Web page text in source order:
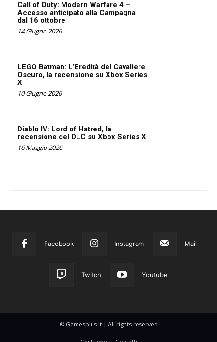
Call of Duty: Modern Warfare 4 –
Accesso anticipato alla Campagna
dal 16 ottobre
14 Giugno 2026
LEGO Batman: L’Eredità del Cavaliere
Oscuro, la recensione su Xbox Series
X
10 Giugno 2026
Diablo IV: Lord of Hatred, la
recensione del DLC su Xbox Series X
16 Maggio 2026
Facebook Instagram Mail
Twitch Youtube
© Gamesplus.it | All rights reserved